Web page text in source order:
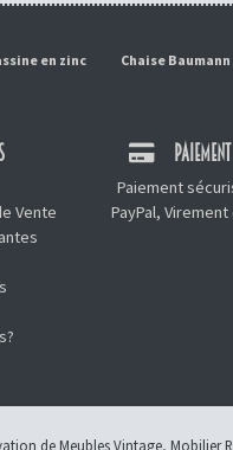
en zinc Chaise Baumann
Vente
Paiement
PayPal,
de Meubles Vintage, Mobilier